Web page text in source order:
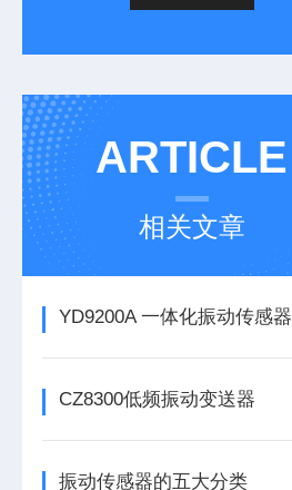
ARTICLE
相关文章
YD9200A 一体化振动传感器
CZ8300低频振动变送器
振动传感器的五大分类